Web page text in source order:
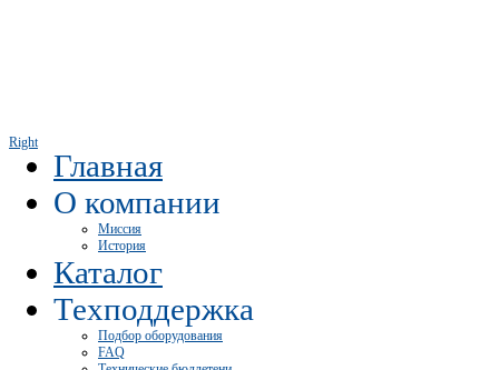
Right
Главная
О компании
Миссия
История
Каталог
Техподдержка
Подбор оборудования
FAQ